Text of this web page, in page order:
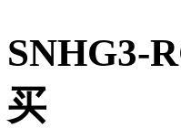
SNHG3-
买